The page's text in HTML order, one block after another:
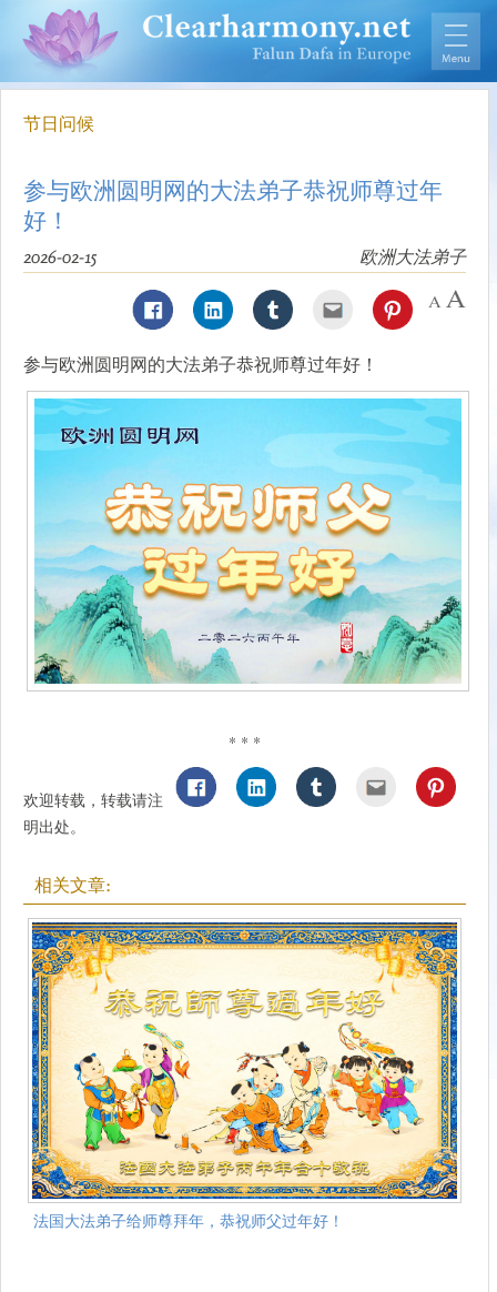
节日问候
参与欧洲圆明网的大法弟子恭祝师尊过年
好！
欧洲大法弟子
2026-02-15
参与欧洲圆明网的大法弟子恭祝师尊过年好！
* * *
欢迎转载，转载请注
明出处。
相关文章:
法国大法弟子给师尊拜年，恭祝师父过年好！